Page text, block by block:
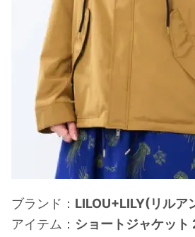
ブランド： LILOU+LILY(リルア
アイテム： ショートジャケッ